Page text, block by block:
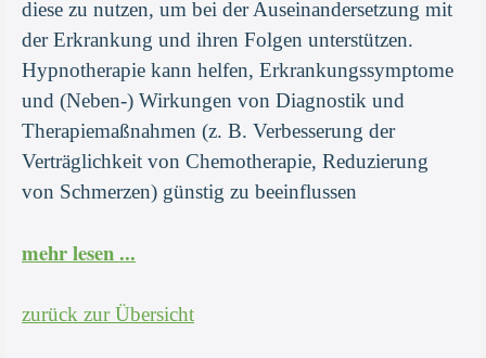
diese zu nutzen, um bei der Auseinandersetzung mit
der Erkrankung und ihren Folgen unterstützen.
Hypnotherapie kann helfen, Erkrankungssymptome
und (Neben-) Wirkungen von Diagnostik und
Therapiemaßnahmen (z. B. Verbesserung der
Verträglichkeit von Chemotherapie, Reduzierung
von Schmerzen) günstig zu beeinflussen
mehr lesen ...
zurück zur Übersicht